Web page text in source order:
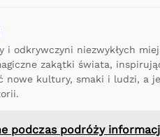
i odkrywczyni niezwykłych
zakątki świata,
nowe kultury, smaki i ludzi, a
podczas podróży